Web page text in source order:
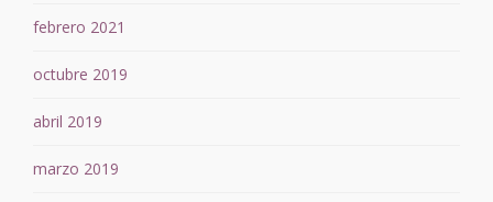
febrero 2021
octubre 2019
abril 2019
marzo 2019